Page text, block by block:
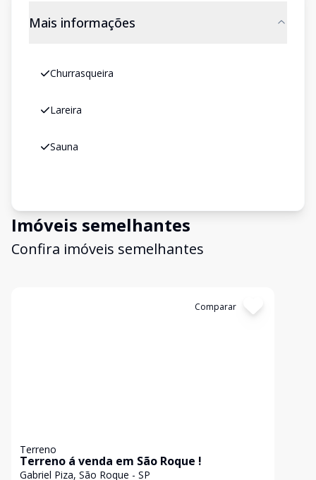
Mais informações
Churrasqueira
Lareira
Sauna
Imóveis semelhantes
Confira imóveis semelhantes
Comparar
Terreno
Terreno á venda em São Roque !
Gabriel Piza, São Roque - SP